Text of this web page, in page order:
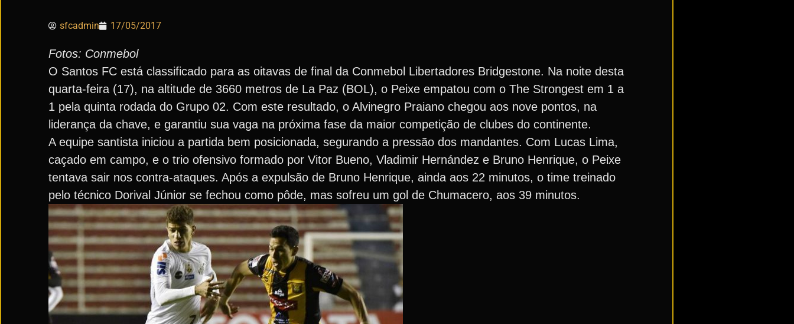
sfcadmin 17/05/2017
Fotos: Conmebol
O Santos FC está classificado para as oitavas de final da Conmebol Libertadores Bridgestone. Na noite desta
quarta-feira (17), na altitude de 3660 metros de La Paz (BOL), o Peixe empatou com o The Strongest em 1 a
1 pela quinta rodada do Grupo 02. Com este resultado, o Alvinegro Praiano chegou aos nove pontos, na
liderança da chave, e garantiu sua vaga na próxima fase da maior competição de clubes do continente.
A equipe santista iniciou a partida bem posicionada, segurando a pressão dos mandantes. Com Lucas Lima,
caçado em campo, e o trio ofensivo formado por Vitor Bueno, Vladimir Hernández e Bruno Henrique, o Peixe
tentava sair nos contra-ataques. Após a expulsão de Bruno Henrique, ainda aos 22 minutos, o time treinado
pelo técnico Dorival Júnior se fechou como pôde, mas sofreu um gol de Chumacero, aos 39 minutos.